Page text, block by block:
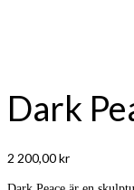
Dark
2 200,00kr